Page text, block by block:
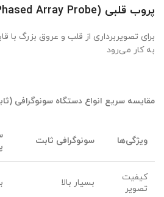
پروب قلبی (Phased Array Probe)
برای تصویربرداری از قلب و عروق بزرگ با
به کار می‌رود
مقایسه سریع انواع دستگاه سونوگرافی
ویژگی‌ها سونوگرافی ثابت
کیفیت
تصویر بسیار بالا